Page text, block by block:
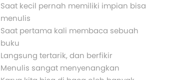
Saat kecil pernah memiliki impian bisa
menulis
Saat pertama kali membaca sebuah
buku
Langsung tertarik, dan berfikir
Menulis sangat menyenangkan